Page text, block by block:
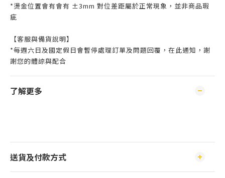
*燙金位置會有會有 ±3mm 對位差距屬於正常現象，並非商品瑕
疵
【客服與備貨說明】
*每週六日及國定假日會暫停處理訂單及問題回覆，在此通知，謝
謝您的體諒與配合
了解更多
送貨及付款方式